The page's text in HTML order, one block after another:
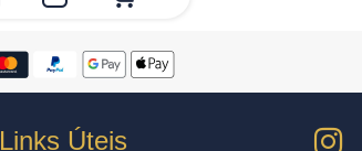
Links Úteis